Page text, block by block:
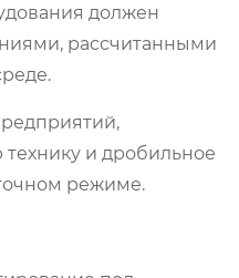
должен
рассчитанными
и дробильное
режиме.